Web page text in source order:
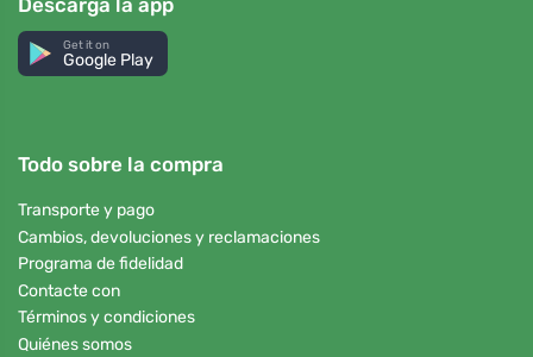
Descarga la app
Get it on
Google Play
Todo sobre la compra
Transporte y pago
Cambios, devoluciones y reclamaciones
Programa de fidelidad
Contacte con
Términos y condiciones
Quiénes somos